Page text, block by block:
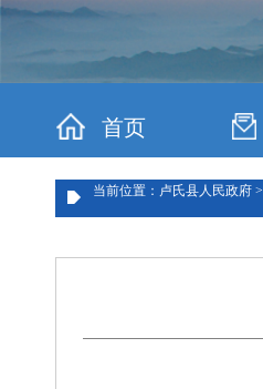
首页
当前位置：卢氏县人民政府 >